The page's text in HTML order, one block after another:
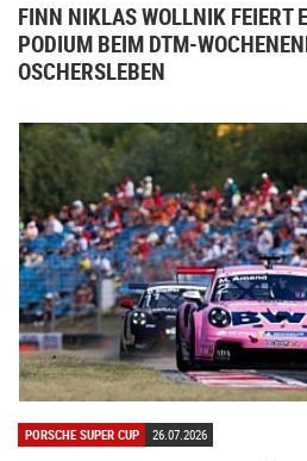
FINN NIKLAS WOLLNIK FEIERT
PODIUM BEIM DTM-
OSCHERSLEBEN
PORSCHE SUPER CUP 26.07.2026